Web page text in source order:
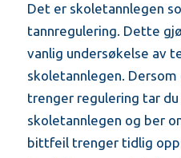
Det er skoletannlegen
tannregulering. Dette
vanlig undersøkelse av
skoletannlegen.
trenger regulering tar
skoletannlegen og ber
bittfeil trenger tidlig